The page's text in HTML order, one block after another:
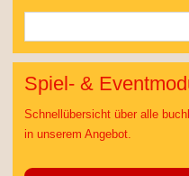
Spiel- &
Schnellübersicht über alle
in unserem Angebot.